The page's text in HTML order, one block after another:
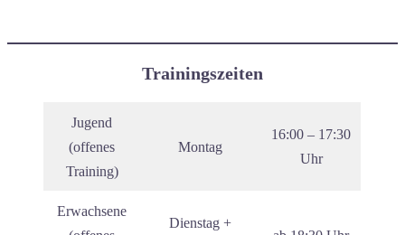
Trainingszeiten
Jugend
(offenes
Training)
Montag
16:00 – 17:30
Uhr
Erwachsene
Dienstag +